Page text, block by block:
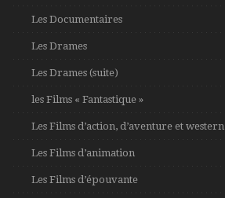
Les Documentaires
Les Drames
Les Drames (suite)
les Films « Fantastique »
Les Films d’action, d’aventure et western
Les Films d’animation
Les Films d’épouvante